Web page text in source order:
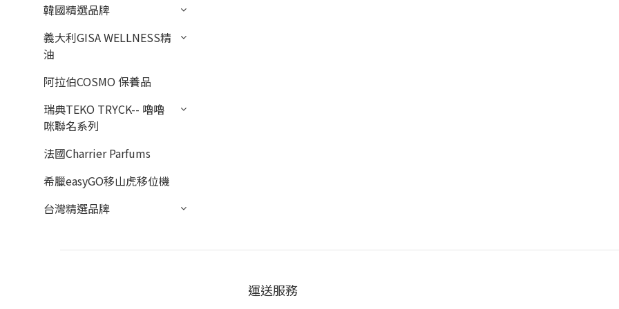
韓國精選品牌
義大利GISA WELLNESS精
油
阿拉伯COSMO 保養品
瑞典TEKO TRYCK-- 嚕嚕
咪聯名系列
法國Charrier Parfums
希臘easyGO移山虎移位機
台灣精選品牌
運送服務